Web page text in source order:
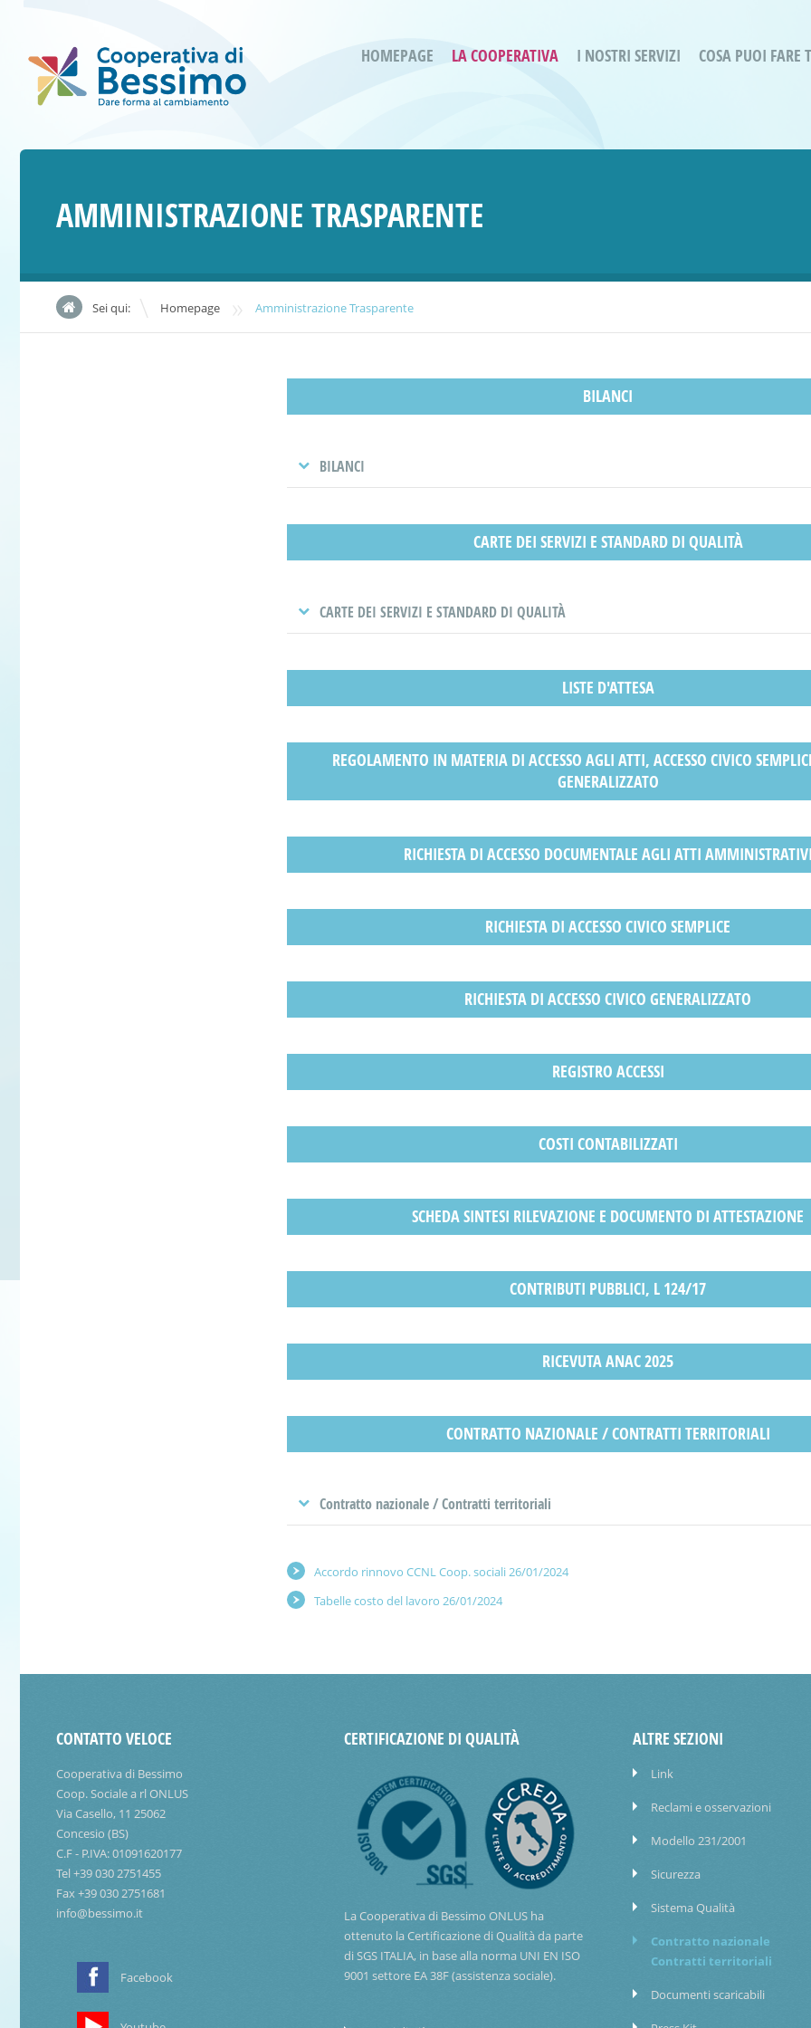
HOMEPAGE LA COOPERATIVA I NOSTRI SERVIZI
Bessimo Due
COSA PUOI FARE
AMMINISTRAZIONE TRASPARENTE
Sei qui: Homepage » Amministrazione Trasparente
BILANCI
BILANCI
CARTE DEI SERVIZI E STANDARD DI QUALITÀ
CARTE DEI SERVIZI E STANDARD DI QUALITÀ
LISTE D'ATTESA
REGOLAMENTO IN MATERIA DI ACCESSO AGLI ATTI, ACCESSO CIVICO
GENERALIZZATO
RICHIESTA DI ACCESSO DOCUMENTALE AGLI ATTI
RICHIESTA DI ACCESSO CIVICO SEMPLICE
RICHIESTA DI ACCESSO CIVICO GENERALIZZATO
REGISTRO ACCESSI
COSTI CONTABILIZZATI
SCHEDA SINTESI RILEVAZIONE E DOCUMENTO DI ATTESTAZIONE
CONTRIBUTI PUBBLICI, L 124/17
RICEVUTA ANAC 2025
CONTRATTO NAZIONALE / CONTRATTI TERRITORIALI
Contratto nazionale / Contratti territoriali
Accordo rinnovo CCNL Coop. sociali 26/01/2024
Tabelle costo del lavoro 26/01/2024
CONTATTO VELOCE
Cooperativa di Bessimo
Coop. Sociale a rl ONLUS
Via Casello, 11 25062
Concesio (BS)
C.F - P.IVA: 01091620177
Tel +39 030 2751455
Fax +39 030 2751681
info@bessimo.it
Facebook
CERTIFICAZIONE DI QUALITÀ
La Cooperativa di Bessimo ONLUS ha
ottenuto la Certificazione di Qualità da parte
di SGS ITALIA, in base alla norma UNI EN ISO
9001 settore EA 38F (assistenza sociale).
ALTRE SEZIONI
Link
Reclami e osservazioni
Modello 231/2001
Sicurezza
Sistema Qualità
Contratto nazionale
Contratti territoriali
Documenti scaricabili